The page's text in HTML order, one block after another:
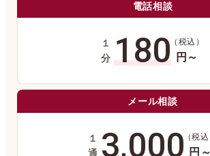
電話相談
１
分 180 （税込）
円～
メール相談
１
通 3,000（税込
円～